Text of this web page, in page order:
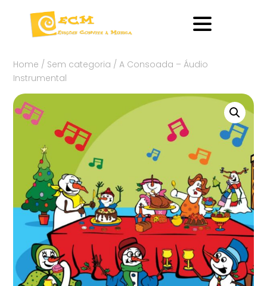
Home / Sem categoria / A Consoada – Áudio
Instrumental